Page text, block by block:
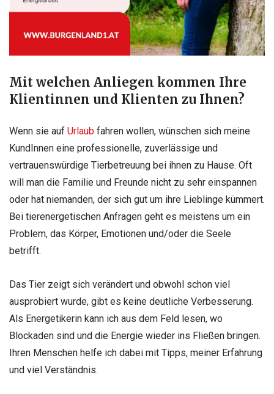
Mit welchen Anliegen kommen Ihre
Klientinnen und Klienten zu Ihnen?
Wenn sie auf Urlaub fahren wollen, wünschen sich meine
KundInnen eine professionelle, zuverlässige und
vertrauenswürdige Tierbetreuung bei ihnen zu Hause. Oft
will man die Familie und Freunde nicht zu sehr einspannen
oder hat niemanden, der sich gut um ihre Lieblinge kümmert.
Bei tierenergetischen Anfragen geht es meistens um ein
Problem, das Körper, Emotionen und/oder die Seele
betrifft.
Das Tier zeigt sich verändert und obwohl schon viel
ausprobiert wurde, gibt es keine deutliche Verbesserung.
Als Energetikerin kann ich aus dem Feld lesen, wo
Blockaden sind und die Energie wieder ins Fließen bringen.
Ihren Menschen helfe ich dabei mit Tipps, meiner Erfahrung
und viel Verständnis.